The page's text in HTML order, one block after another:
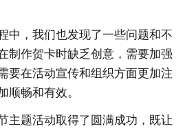
，我们也发现了一些问题和不
制作贺卡时缺乏创意，需要加强
要在活动宣传和组织方面更加注
顺畅和有效。
题活动取得了圆满成功，既让